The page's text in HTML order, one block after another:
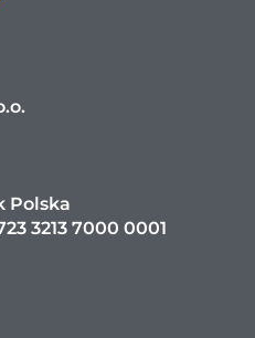
Polska
3213 7000 0001